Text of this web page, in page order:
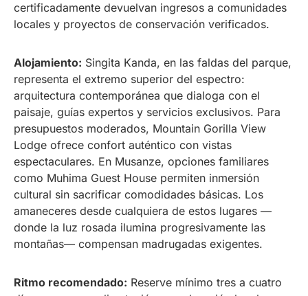
certificadamente devuelvan ingresos a comunidades
locales y proyectos de conservación verificados.
Alojamiento: Singita Kanda, en las faldas del parque,
representa el extremo superior del espectro:
arquitectura contemporánea que dialoga con el
paisaje, guías expertos y servicios exclusivos. Para
presupuestos moderados, Mountain Gorilla View
Lodge ofrece confort auténtico con vistas
espectaculares. En Musanze, opciones familiares
como Muhima Guest House permiten inmersión
cultural sin sacrificar comodidades básicas. Los
amaneceres desde cualquiera de estos lugares —
donde la luz rosada ilumina progresivamente las
montañas— compensan madrugadas exigentes.
Ritmo recomendado: Reserve mínimo tres a cuatro